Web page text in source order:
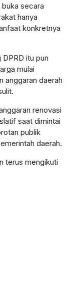
buka secara
hanya
konkretnya
itu pun
mulai
anggaran daerah
renovasi
saat dimintai
publik
daerah.
terus mengikuti